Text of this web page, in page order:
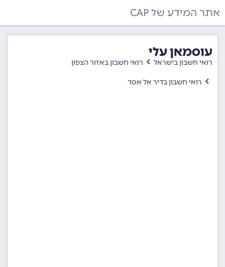
אתר המידע של CAP
עוסמאן עלי
רואי חשבון בישראל רואי חשבון באזור הצפון
רואי חשבון בדיר אל אסד